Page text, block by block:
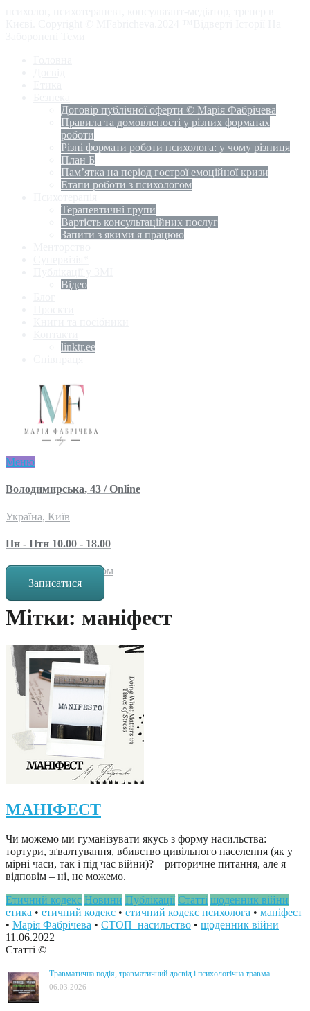
Договір публічної оферти © Марія Фабрічева
Правила та домовленості у різних форматах
роботи
Різні формати роботи психолога: у чому різниця
План Б
Пам’ятка на період гострої емоційної кризи
Етапи роботи з психологом
Терапевтичні групи
Вартість консультаційних послуг
Запити з якими я працюю
Відео
linktr.ee
Меню
Володимирська, 43 / Online
Україна, Київ
Пн - Птн 10.00 - 18.00
за попереднім записом
Записатися
Мітки: маніфест
МАНІФЕСТ
Чи можемо ми гуманізувати якусь з форму насильства:
тортури, зґвалтування, вбивство цивільного населення (як у
мірні часи, так і під час війни)? – риторичне питання, але я
відповім – ні, не можемо.
Етичний кодекс Новини Публікації Статті щоденник війни
етика • етичний кодекс • етичний кодекс психолога • маніфест
• Марія Фабрічева • СТОП_насильство • щоденник війни
11.06.2022
Статті ©
Травматична подія, травматичний досвід і психологічна травма
06.03.2026